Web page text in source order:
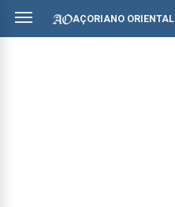
AÇORIANO ORIENTAL